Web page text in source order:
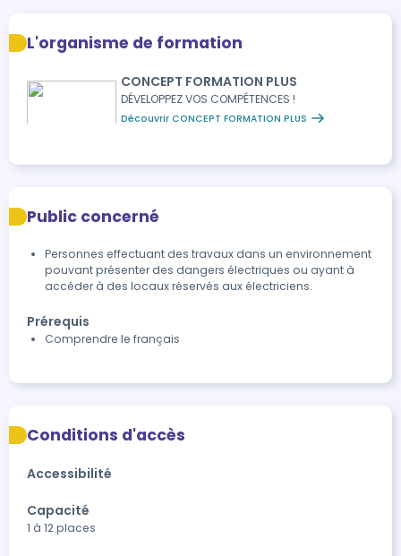
L'organisme de formation
CONCEPT FORMATION PLUS
DÉVELOPPEZ VOS COMPÉTENCES !
Découvrir CONCEPT FORMATION PLUS
Public concerné
Personnes effectuant des travaux dans un environnement
pouvant présenter des dangers électriques ou ayant à
accéder à des locaux réservés aux électriciens.
Prérequis
Comprendre le français
Conditions d'accès
Accessibilité
Capacité
1 à 12 places